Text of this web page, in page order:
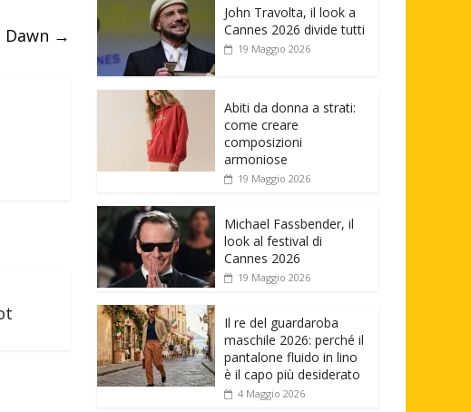
→
John Travolta, il look a
Cannes 2026 divide tutti
19 Maggio 2026
Abiti da donna a strati:
come creare
composizioni
armoniose
19 Maggio 2026
Michael Fassbender, il
look al festival di
Cannes 2026
19 Maggio 2026
Il re del guardaroba
maschile 2026: perché il
pantalone fluido in lino
è il capo più desiderato
4 Maggio 2026